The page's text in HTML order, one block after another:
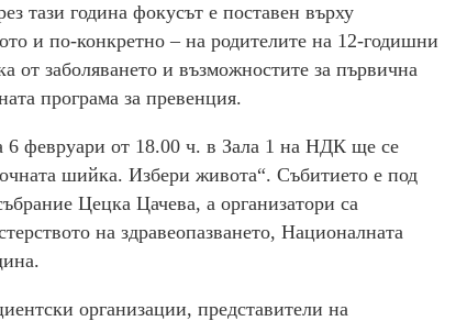
тази година фокусът е поставен върху
и по-конкретно – на родителите на 12-годишни
от заболяването и възможностите за първична
програма за превенция.
6 февруари от 18.00 ч. в Зала 1 на НДК ще се
шийка. Избери живота“. Събитието е под
Цецка Цачева, а организатори са
на здравеопазването, Националната
организации, представители на